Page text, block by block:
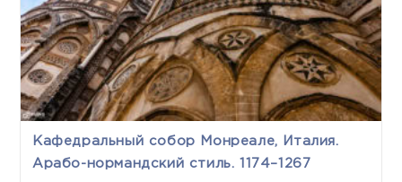
Кафедральный собор Монреале, Италия.
Арабо-нормандский стиль. 1174–1267